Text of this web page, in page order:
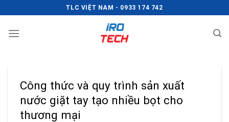
đến
nội
TLC VIỆT NAM - 0933 174 742
Công thức và quy trình sản xuất
nước giặt tay tạo nhiều bọt cho
thương mại